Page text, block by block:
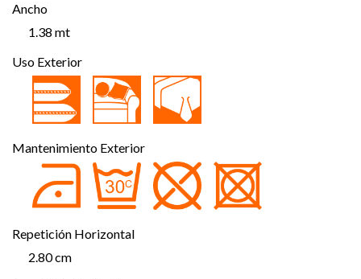
Ancho
1.38 mt
Uso Exterior
Mantenimiento Exterior
Repetición Horizontal
2.80 cm